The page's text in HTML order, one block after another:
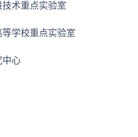
术重点实验室
学校重点实验室
中心